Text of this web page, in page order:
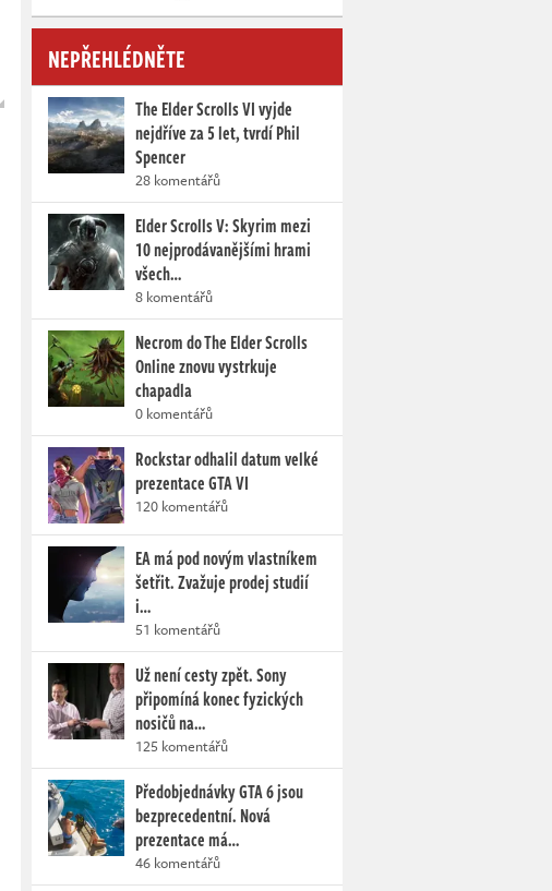
NEPŘEHLÉDNĚTE
The Elder Scrolls VI vyjde
nejdříve za 5 let, tvrdí Phil
Spencer
28 komentářů
Elder Scrolls V: Skyrim mezi
10 nejprodávanějšími hrami
všech…
8 komentářů
Necrom do The Elder Scrolls
Online znovu vystrkuje
chapadla
0 komentářů
Rockstar odhalil datum velké
prezentace GTA VI
120 komentářů
EA má pod novým vlastníkem
šetřit. Zvažuje prodej studií
i…
51 komentářů
Už není cesty zpět. Sony
připomíná konec fyzických
nosičů na…
125 komentářů
Předobjednávky GTA 6 jsou
bezprecedentní. Nová
prezentace má…
46 komentářů